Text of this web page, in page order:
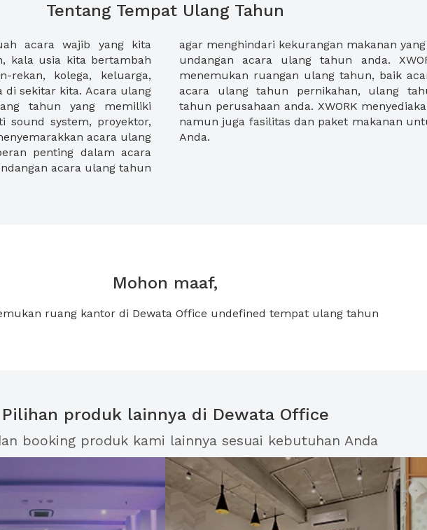
Tentang Tempat Ulang Tahun
acara wajib yang kita
kala usia kita bertambah
rekan, kolega, keluarga,
di sekitar kita. Acara ulang
tahun yang memiliki
sound system, proyektor,
acara ulang
penting dalam acara
acara ulang tahun
yang berakibat kecewanya
membantu anda
acara ulang tahun anak,
tahun organisasi, ulang
tak hanya ruangan,
untuk acara ulang tahun
Anda.
Mohon maaf,
ruang kantor di Dewata Office undefined tempat ulang tahun
Pilihan produk lainnya di Dewata Office
booking produk kami lainnya sesuai kebutuhan Anda